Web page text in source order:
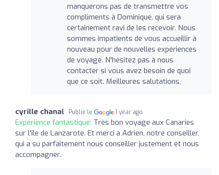
manquerons pas de transmettre vos
compliments à Dominique, qui sera
certainement ravi de les recevoir. Nous
sommes impatients de vous accueillir à
nouveau pour de nouvelles expériences
de voyage. N'hésitez pas à nous
contacter si vous avez besoin de quoi
que ce soit. Meilleures salutations,
cyrille chanal Publié le 1 year ago
Expérience fantastique: Très bon voyage aux Canaries
sur l'île de Lanzarote. Et merci à Adrien, notre conseiller,
qui a su parfaitement nous conseiller justement et nous
accompagner.